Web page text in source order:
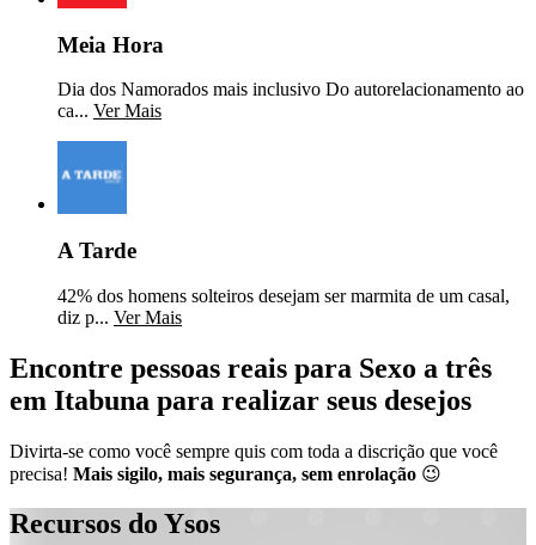
Meia Hora
Dia dos Namorados mais inclusivo Do autorelacionamento ao
ca... Ver Mais
A Tarde
42% dos homens solteiros desejam ser marmita de um casal,
diz p... Ver Mais
Encontre pessoas reais para Sexo a três
em Itabuna para realizar seus desejos
Divirta-se como você sempre quis com toda a discrição que você
precisa! Mais sigilo, mais segurança, sem enrolação 😉
Recursos do Ysos